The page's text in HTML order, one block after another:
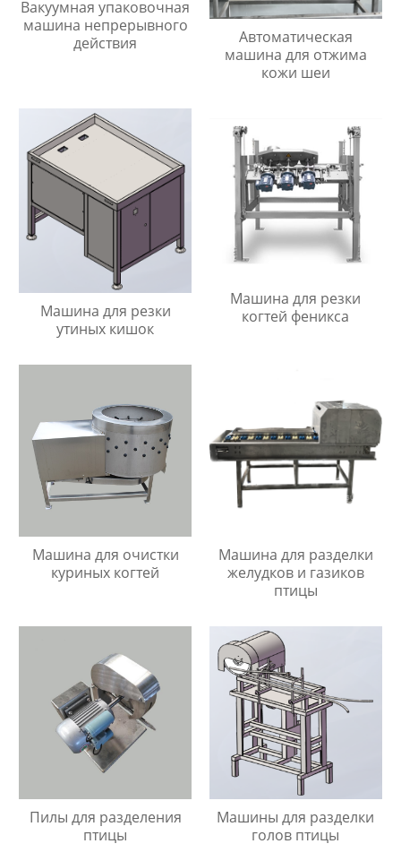
Вакуумная упаковочная
машина непрерывного
действия
Автоматическая
машина для отжима
кожи шеи
Машина для резки
утиных кишок
Машина для резки
когтей феникса
Машина для очистки
куриных когтей
Машина для разделки
желудков и газиков
птицы
Пилы для разделения
птицы
Машины для разделки
голов птицы